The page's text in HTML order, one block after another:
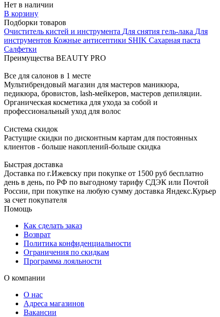
Нет в наличии
В корзину
Подборки товаров
Очиститель кистей и инструмента Для снятия гель-лака Для
инструментов Кожные антисептики SHIK Сахарная паста
Салфетки
Преимущества BEAUTY PRO
Все для салонов в 1 месте
Мультибрендовый магазин для мастеров маникюра,
педикюра, бровистов, lash-мейкеров, мастеров депиляции.
Органическая косметика для ухода за собой и
профессиональный уход для волос
Система скидок
Растущие скидки по дисконтным картам для постоянных
клиентов - больше накоплений-больше скидка
Быстрая доставка
Доставка по г.Ижевску при покупке от 1500 руб бесплатно
день в день, по РФ по выгодному тарифу СДЭК или Почтой
России, при покупке на любую сумму доставка Яндекс.Курьер
за счет покупателя
Помощь
Как сделать заказ
Возврат
Политика конфиденциальности
Ограничения по скидкам
Программа лояльности
О компании
О нас
Адреса магазинов
Вакансии